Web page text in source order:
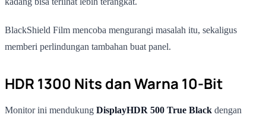
BlackShield Film mencoba mengurangi masalah itu, sekaligus
memberi perlindungan tambahan buat panel.
HDR 1300 Nits dan Warna 10-Bit
Monitor ini mendukung DisplayHDR 500 True Black dengan